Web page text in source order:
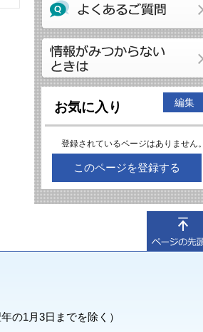
お気に入り 編集
登録されているページはありません。
このページを登録する
の1月3日までを除く）